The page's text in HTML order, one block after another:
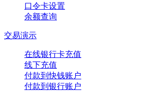
口令卡设置
余额查询
交易演示
在线银行卡充值
线下充值
付款到快钱账户
付款到银行账户